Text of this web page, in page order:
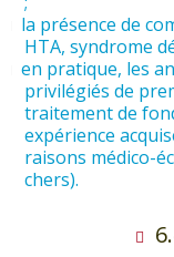
la présence de
HTA, syndrome
en pratique, les
privilégiés de
traitement de
expérience
raisons médico-
chers).